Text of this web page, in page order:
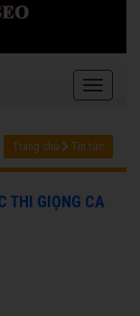
Trang chủ Tin tức
THI GIỌNG CA